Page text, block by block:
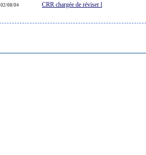
02/08/04 CRR chargée de réviser l